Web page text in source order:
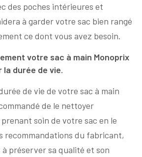
des poches intérieures et
à garder votre sac bien rangé
ce dont vous avez besoin.
votre sac à main Monoprix
durée de vie.
de vie de votre sac à main
de le nettoyer
soin de votre sac en le
recommandations du fabricant,
préserver sa qualité et son